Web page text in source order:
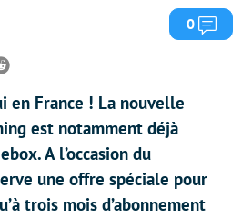
0
Reddit
en France ! La nouvelle
est notamment déjà
A l’occasion du
une offre spéciale pour
trois mois d’abonnement